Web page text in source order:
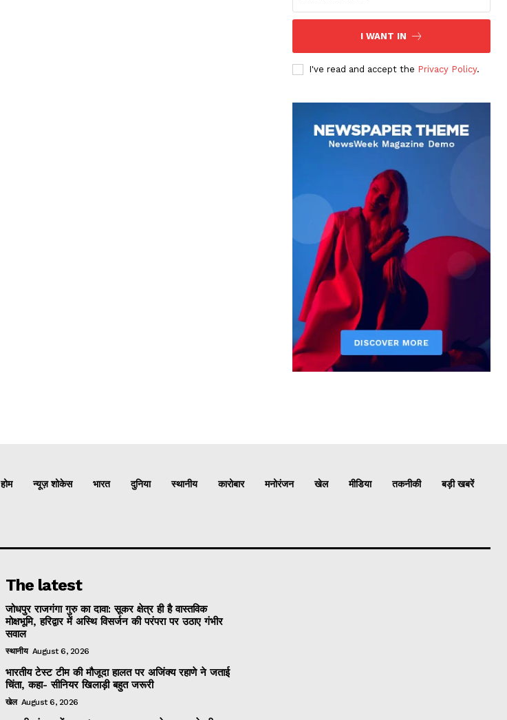
I WANT IN
I've read and accept the Privacy Policy.
होम न्यूज़ शोकेस भारत दुनिया स्थानीय कारोबार मनोरंजन खेल मीडिया तकनीकी बड़ी खबरें
The latest
जोधपुर राजगंगा गुरु का दावा: सूकर क्षेत्र ही है वास्तविक
मोक्षभूमि, हरिद्वार में अस्थि विसर्जन की परंपरा पर उठाए गंभीर
सवाल
स्थानीय August 6, 2026
भारतीय टेस्ट टीम की मौजूदा हालत पर अजिंक्य रहाणे ने जताई
चिंता, कहा- सीनियर खिलाड़ी बहुत जरूरी
खेल August 6, 2026